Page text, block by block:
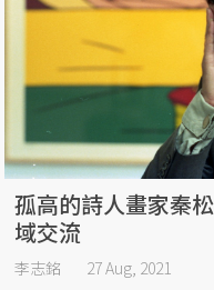
孤高的詩人畫家秦
域交流
李志銘 27 Aug, 2021